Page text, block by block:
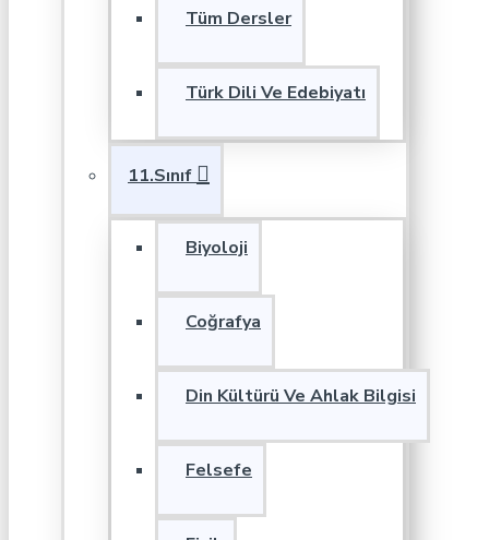
Tüm Dersler
Türk Dili Ve Edebiyatı
11.Sınıf
Biyoloji
Coğrafya
Din Kültürü Ve Ahlak Bilgisi
Felsefe